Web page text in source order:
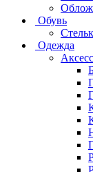
Обувь
Одежда